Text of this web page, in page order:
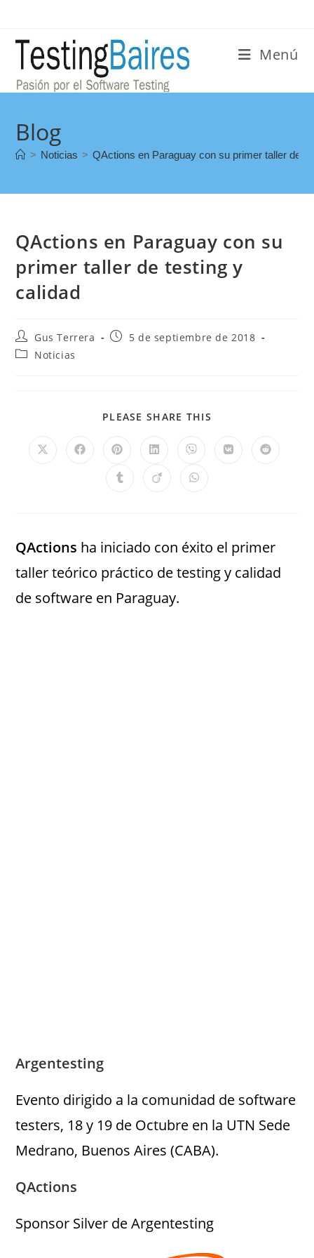
Menú
Blog
> Noticias > QActions en Paraguay con su primer taller de
QActions en Paraguay con su
primer taller de testing y
calidad
Gus Terrera
5 de septiembre de 2018
Noticias
PLEASE SHARE THIS
QActions ha iniciado con éxito el primer
taller teórico práctico de testing y calidad
de software en Paraguay.
Argentesting
Evento dirigido a la comunidad de software
testers, 18 y 19 de Octubre en la UTN Sede
Medrano, Buenos Aires (CABA).
QActions
Sponsor Silver de Argentesting